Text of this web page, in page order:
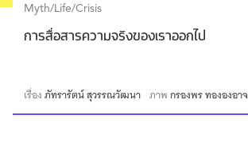
Myth/Life/Crisis
การสื่อสารความจริงของเราออกไป
เรื่องภัทรารัตน์ สุวรรณวัฒนา ภาพกรองพร ทององอาจ